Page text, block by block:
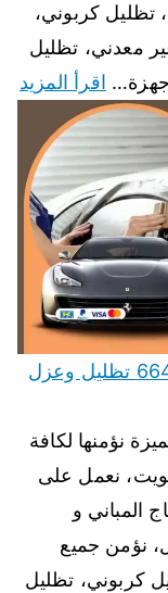
تظليل كربوني،
معدني، تظليل
اقرأ المزيد
تظليل زجاج المنزل السالمي 66400552 تظليل وعزل
نؤمنها لكافة
نعمل على
المباني و
نؤمن جميع
كربوني، تظليل